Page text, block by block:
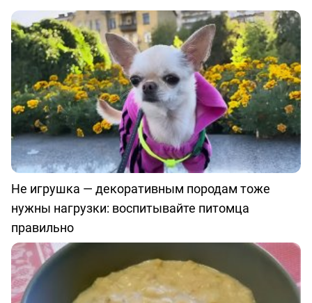
Не игрушка — декоративным породам тоже
нужны нагрузки: воспитывайте питомца
правильно